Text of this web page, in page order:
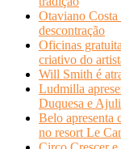
Otaviano
descontração
Oficinas
criativo do
Will Smith é
Ludmilla
Duquesa e
Belo apresenta
no resort Le